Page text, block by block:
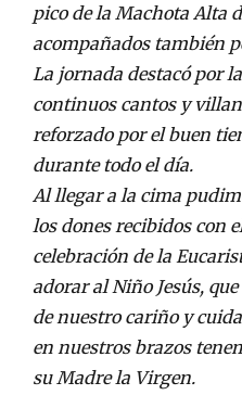
pico de la Machota Alta
acompañados también
La jornada destacó por
continuos cantos y
reforzado por el buen
durante todo el día.
Al llegar a la cima
los dones recibidos con
celebración de la
adorar al Niño Jesús,
de nuestro cariño y
en nuestros brazos
su Madre la Virgen.